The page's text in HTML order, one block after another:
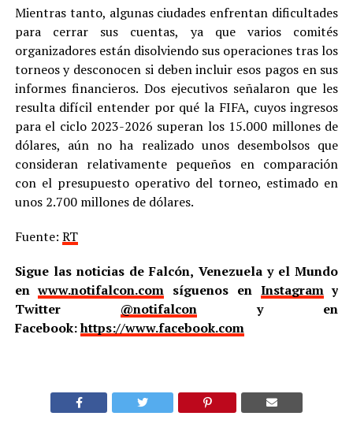
Mientras tanto, algunas ciudades enfrentan dificultades
para cerrar sus cuentas, ya que varios comités
organizadores están disolviendo sus operaciones tras los
torneos y desconocen si deben incluir esos pagos en sus
informes financieros. Dos ejecutivos señalaron que les
resulta difícil entender por qué la FIFA, cuyos ingresos
para el ciclo 2023-2026 superan los 15.000 millones de
dólares, aún no ha realizado unos desembolsos que
consideran relativamente pequeños en comparación
con el presupuesto operativo del torneo, estimado en
unos 2.700 millones de dólares.
Fuente: RT
Sigue las noticias de Falcón, Venezuela y el Mundo
enwww.notifalcon.com síguenos en Instagramy
Twitter @notifalcony en
Facebook:https://www.facebook.com